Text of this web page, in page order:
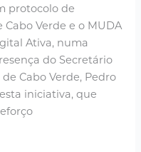
protocolo de
Verde e o MUDA
Ativa, numa
do Secretário
Cabo Verde, Pedro
iniciativa, que